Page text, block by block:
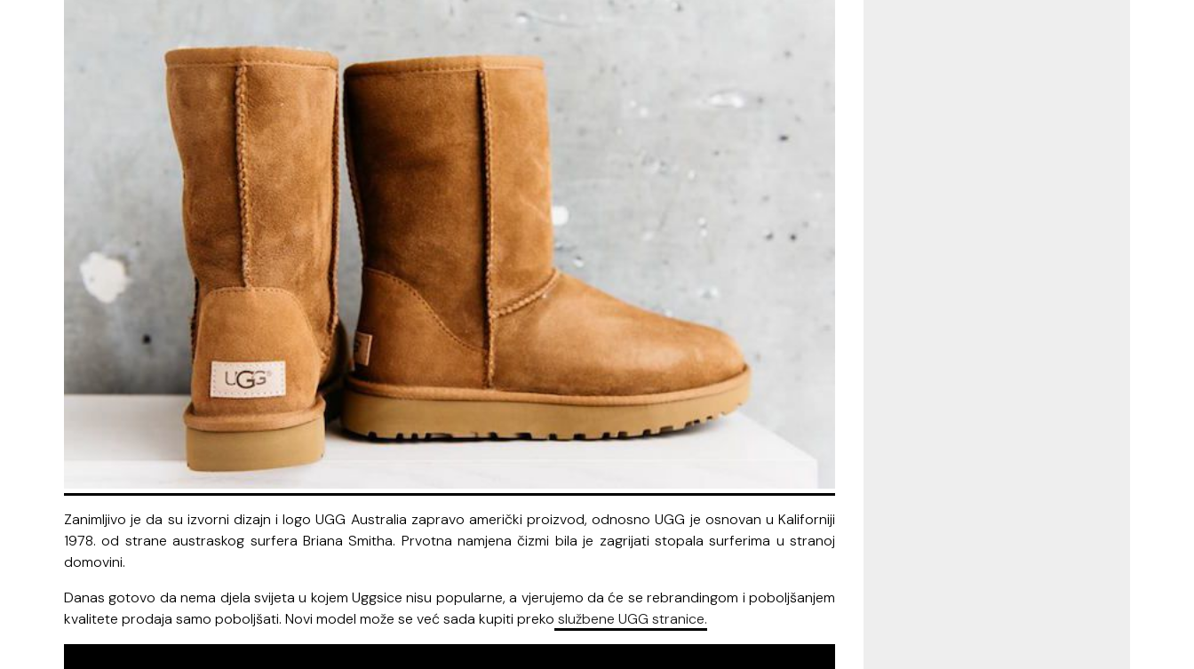
Zanimljivo je da su izvorni dizajn i logo UGG Australia zapravo američki proizvod, odnosno UGG je osnovan u Kaliforniji
1978. od strane austraskog surfera Briana Smitha. Prvotna namjena čizmi bila je zagrijati stopala surferima u stranoj
domovini.
Danas gotovo da nema djela svijeta u kojem Uggsice nisu popularne, a vjerujemo da će se rebrandingom i poboljšanjem
kvalitete prodaja samo poboljšati. Novi model može se već sada kupiti preko službene UGG stranice.